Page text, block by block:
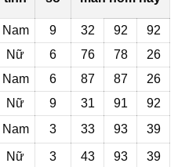
Nam 9 32 92
92
Nữ
6 76 78 26
Nam 6 87 87
26
Nữ
9 31 91 92
Nam 3 33 93 39
Nữ 3 43 93 39